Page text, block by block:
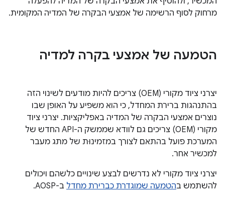
מרחוק לסוף הרשימה של אמצעי הבקרה של המדיה המקומית.
הטמעה של אמצעי בקרה למדיה
יצרני ציוד מקורי (OEM) צריכים להיות מודעים לשינוי הזה
בהתנהגות ברירת המחדל, כי הוא משפיע על האופן שבו
נוצרים אמצעי הבקרה של המדיה באפליקציות. יצרני ציוד
מקורי (OEM) צריכים גם לוודא שממשק ה-API החדש של
המערכת פועל בהתאם לצורך במזמינוּת של מתג מעבר
למכשיר אחר.
יצרני ציוד מקורי לא נדרשים לבצע שינויים כלשהם ויכולים
להשתמש בהטמעה שמוגדרת כברירת מחדל ב-AOSP.